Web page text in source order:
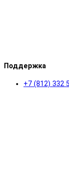
Поддержка
+7 (812) 332